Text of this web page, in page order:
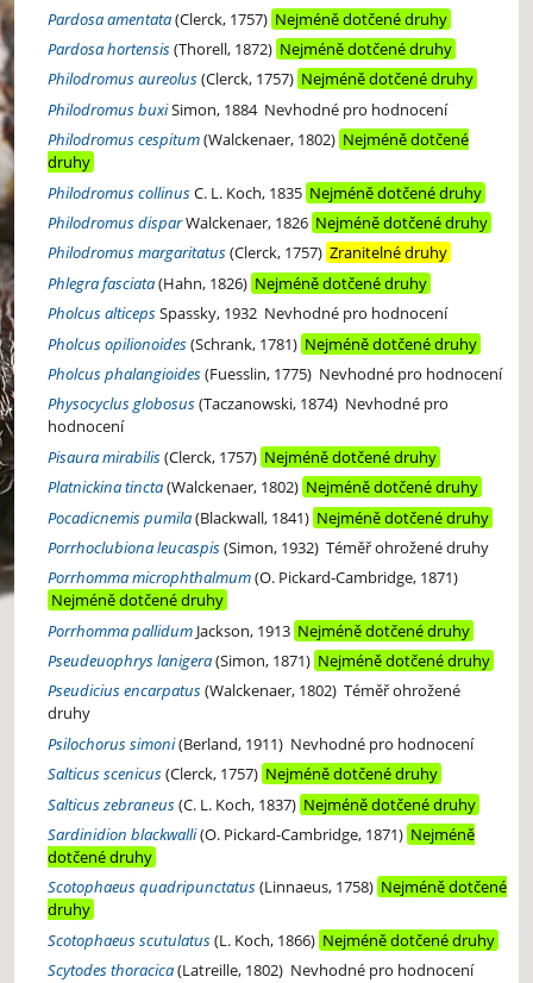
Pardosa amentata(Clerck, 1757) Nejméně dotčené druhy
Pardosa hortensis(Thorell, 1872) Nejméně dotčené druhy
Philodromus aureolus(Clerck, 1757) Nejméně dotčené druhy
Philodromus buxiSimon, 1884 Nevhodné pro hodnocení
Philodromus cespitum(Walckenaer, 1802) Nejméně dotčené
druhy
Philodromus collinusC. L. Koch, 1835 Nejméně dotčené druhy
Philodromus disparWalckenaer, 1826 Nejméně dotčené druhy
Philodromus margaritatus(Clerck, 1757) Zranitelné druhy
Phlegra fasciata(Hahn, 1826) Nejméně dotčené druhy
Pholcus alticepsSpassky, 1932 Nevhodné pro hodnocení
Pholcus opilionoides(Schrank, 1781) Nejméně dotčené druhy
Pholcus phalangioides(Fuesslin, 1775) Nevhodné pro hodnocení
Physocyclus globosus(Taczanowski, 1874) Nevhodné pro
hodnocení
Pisaura mirabilis(Clerck, 1757) Nejméně dotčené druhy
Platnickina tincta(Walckenaer, 1802) Nejméně dotčené druhy
Pocadicnemis pumila(Blackwall, 1841) Nejméně dotčené druhy
Porrhoclubiona leucaspis(Simon, 1932) Téměř ohrožené druhy
Porrhomma microphthalmum(O. Pickard-Cambridge, 1871)
Nejméně dotčené druhy
Porrhomma pallidum Jackson, 1913 Nejméně dotčené druhy
Pseudeuophrys lanigera(Simon, 1871) Nejméně dotčené druhy
Pseudicius encarpatus(Walckenaer, 1802) Téměř ohrožené
druhy
Psilochorus simoni(Berland, 1911) Nevhodné pro hodnocení
Salticus scenicus(Clerck, 1757) Nejméně dotčené druhy
Salticus zebraneus(C. L. Koch, 1837) Nejméně dotčené druhy
Sardinidion blackwalli(O. Pickard-Cambridge, 1871) Nejméně
dotčené druhy
Scotophaeus quadripunctatus(Linnaeus, 1758) Nejméně dotčené
druhy
Scotophaeus scutulatus(L. Koch, 1866) Nejméně dotčené druhy
Scytodes thoracica(Latreille, 1802) Nevhodné pro hodnocení